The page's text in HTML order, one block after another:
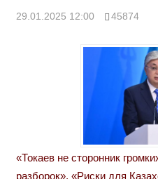
29.01.2025 12:00 45874
«Токаев не сторонник
разборок». «Риски для